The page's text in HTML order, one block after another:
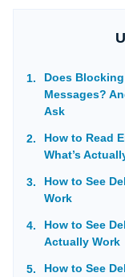
Does
Messages?
Ask
How to Read
What’s
How to See
Work
How to See
Actually Work
How to See